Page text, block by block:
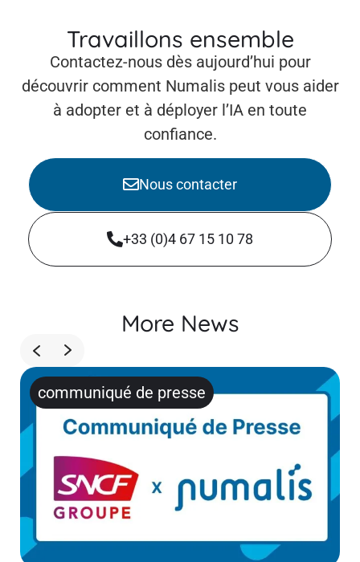
Travaillons ensemble
Contactez-nous dès aujourd’hui pour
découvrir comment Numalis peut vous aider
à adopter et à déployer l’IA en toute
confiance.
Nous contacter
+33 (0)4 67 15 10 78
More News
communiqué de presse